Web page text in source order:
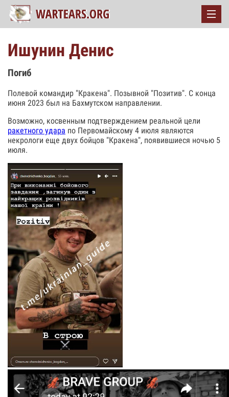
Ишунин Денис
Погиб
Полевой командир "Кракена". Позывной "Позитив". С конца
июня 2023 был на Бахмутском направлении.
Возможно, косвенным подтверждением реальной цели
ракетного удара по Первомайскому 4 июля являются
некрологи еще двух бойцов "Кракена", появившиеся ночью 5
июля.